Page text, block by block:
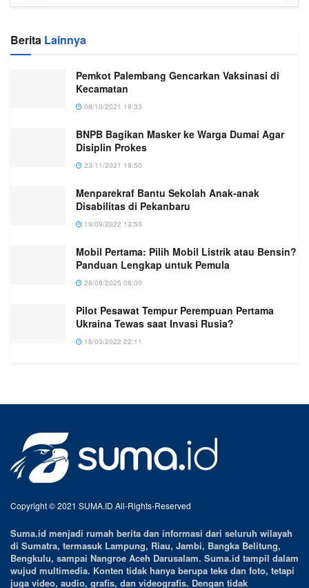
Berita Lainnya
Pemkot Palembang Gencarkan Vaksinasi di
Kecamatan
08/10/2021 19:33
BNPB Bagikan Masker ke Warga Dumai Agar
Disiplin Prokes
23/11/2021 19:50
Menparekraf Bantu Sekolah Anak-anak
Disabilitas di Pekanbaru
19/09/2022 13:50
Mobil Pertama: Pilih Mobil Listrik atau Bensin?
Panduan Lengkap untuk Pemula
28/08/2025 08:00
Pilot Pesawat Tempur Perempuan Pertama
Ukraina Tewas saat Invasi Rusia?
18/03/2022 22:11
Copyright © 2021 SUMA.ID All-Rights-Reserved
Suma.id menjadi rumah berita dan informasi dari seluruh wilayah
di Sumatra, termasuk Lampung, Riau, Jambi, Bangka Belitung,
Bengkulu, sampai Nangroe Aceh Darusalam. Suma.id tampil dalam
wujud multimedia. Konten tidak hanya berupa teks dan foto, tetapi
juga video, audio, grafis, dan videografis. Dengan tidak